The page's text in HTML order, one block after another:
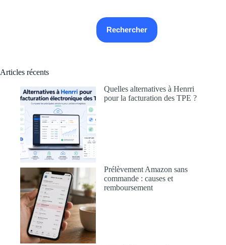
Rechercher
Articles récents
Quelles alternatives à Henrri
pour la facturation des TPE ?
Prélèvement Amazon sans
commande : causes et
remboursement